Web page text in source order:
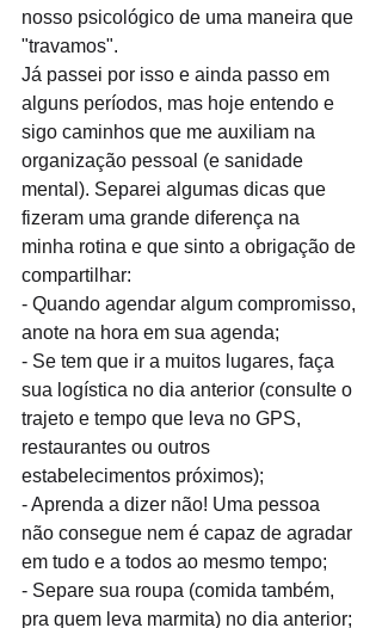
nosso psicológico de uma maneira que
"travamos".
Já passei por isso e ainda passo em
alguns períodos, mas hoje entendo e
sigo caminhos que me auxiliam na
organização pessoal (e sanidade
mental). Separei algumas dicas que
fizeram uma grande diferença na
minha rotina e que sinto a obrigação de
compartilhar:
- Quando agendar algum compromisso,
anote na hora em sua agenda;
- Se tem que ir a muitos lugares, faça
sua logística no dia anterior (consulte o
trajeto e tempo que leva no GPS,
restaurantes ou outros
estabelecimentos próximos);
- Aprenda a dizer não! Uma pessoa
não consegue nem é capaz de agradar
em tudo e a todos ao mesmo tempo;
- Separe sua roupa (comida também,
pra quem leva marmita) no dia anterior;